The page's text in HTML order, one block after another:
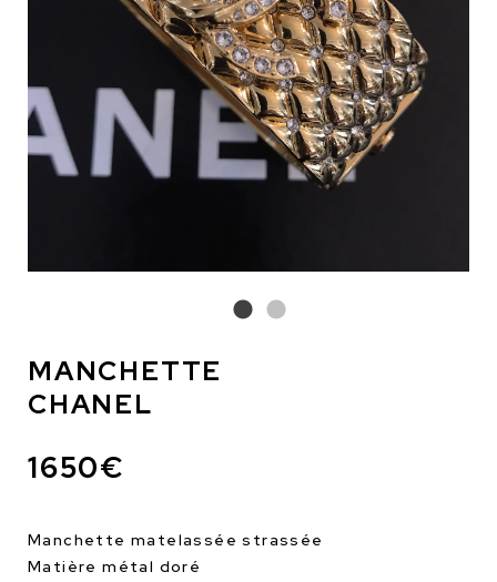
MANCHETTE
CHANEL
1650€
Manchette matelassée strassée
Matière métal doré